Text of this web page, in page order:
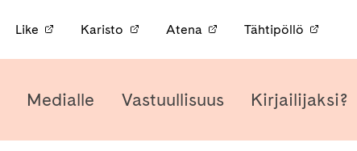
Like Karisto Atena Tähtipöllö
Medialle Vastuullisuus Kirjailijaksi?